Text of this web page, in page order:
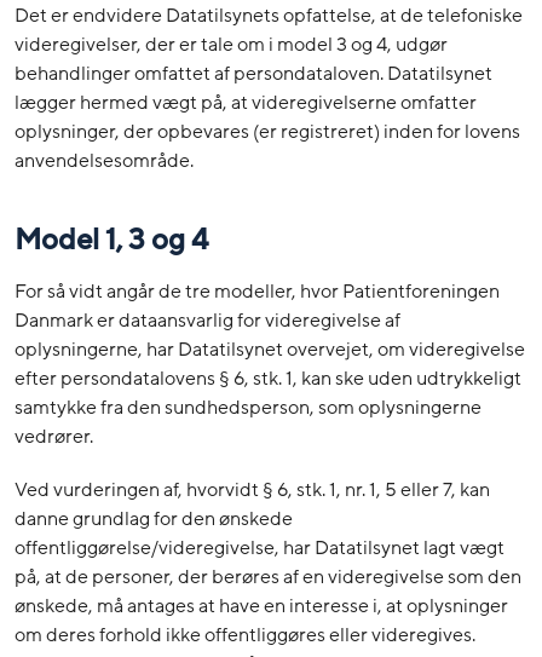
Det er endvidere Datatilsynets opfattelse, at de telefoniske
videregivelser, der er tale om i model 3 og 4, udgør
behandlinger omfattet af persondataloven. Datatilsynet
lægger hermed vægt på, at videregivelserne omfatter
oplysninger, der opbevares (er registreret) inden for lovens
anvendelsesområde.
Model 1, 3 og 4
For så vidt angår de tre modeller, hvor Patientforeningen
Danmark er dataansvarlig for videregivelse af
oplysningerne, har Datatilsynet overvejet, om videregivelse
efter persondatalovens § 6, stk. 1, kan ske uden udtrykkeligt
samtykke fra den sundhedsperson, som oplysningerne
vedrører.
Ved vurderingen af, hvorvidt § 6, stk. 1, nr. 1, 5 eller 7, kan
danne grundlag for den ønskede
offentliggørelse/videregivelse, har Datatilsynet lagt vægt
på, at de personer, der berøres af en videregivelse som den
ønskede, må antages at have en interesse i, at oplysninger
om deres forhold ikke offentliggøres eller videregives.